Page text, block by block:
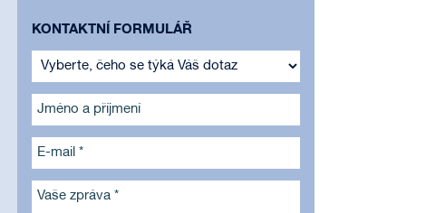
KONTAKTNÍ FORMULÁŘ
Jméno a příjmení
E-mail *
Vaše zpráva *